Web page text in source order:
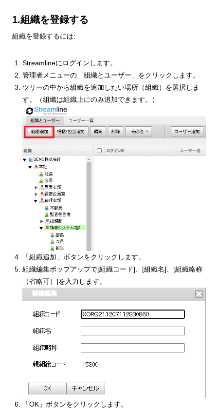
1.組織を登録する
組織を登録するには:
Streamlineにログインします。
管理者メニューの「組織とユーザー」をクリックします。
ツリーの中から組織を追加したい場所（組織）を選択しま
す。（組織は組織上にのみ追加できます。）
「組織追加」ボタンをクリックします。
組織編集ポップアップで[組織コード]、[組織名]、[組織略称
（省略可）]を入力します。
「OK」ボタンをクリックします。